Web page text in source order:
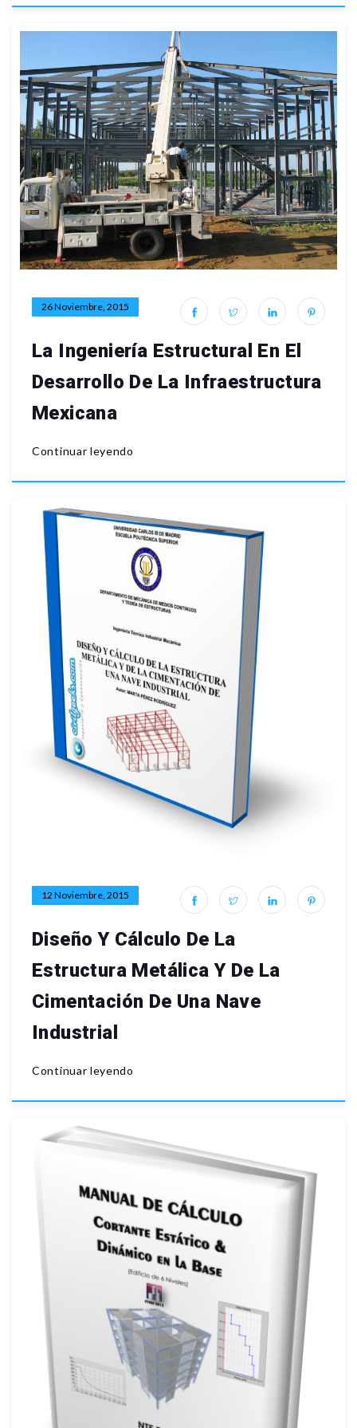
26 Noviembre, 2015
La Ingeniería Estructural En El
Desarrollo De La Infraestructura
Mexicana
Continuar leyendo
12 Noviembre, 2015
Diseño Y Cálculo De La
Estructura Metálica Y De La
Cimentación De Una Nave
Industrial
Continuar leyendo